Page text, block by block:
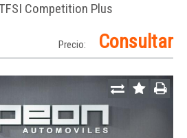
Competition Plus
Precio: Consultar